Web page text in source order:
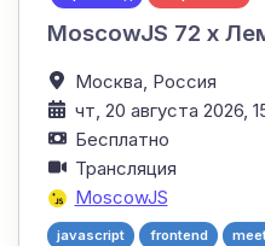
MoscowJS 72 x
Москва, Россия
чт, 20 августа 2026,
Бесплатно
Трансляция
MoscowJS
javascript frontend